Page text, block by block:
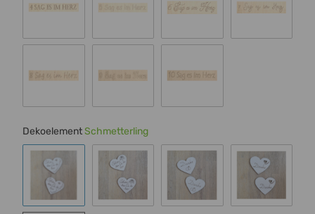
Schrift 4 Schrift 5 Schrift 6
DekoelementSchmetterling